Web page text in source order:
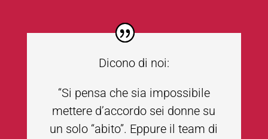
Dicono di noi:
“Si pensa che sia impossibile
mettere d’accordo sei donne su
un solo “abito”. Eppure il team di